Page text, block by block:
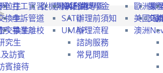
全
戶
課
交
打工實習
申訴管道
畢業離校
學海築夢獎學金
從機場到台中
NAFSA
SATU
UMAP
歐洲聯
美國
澳洲
位生
換生
交換生
究生
訪賓
賓接待
入台證專區
辦理前須知
辦理流程
諮詢服務
常見問題
歐